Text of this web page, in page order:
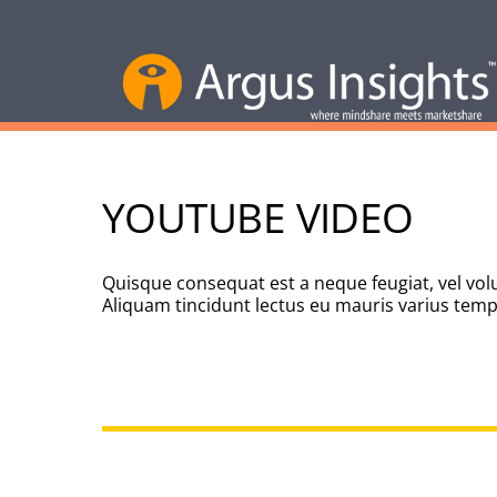
YOUTUBE VIDEO
Quisque consequat est a neque feugiat, vel
Aliquam tincidunt lectus eu mauris varius